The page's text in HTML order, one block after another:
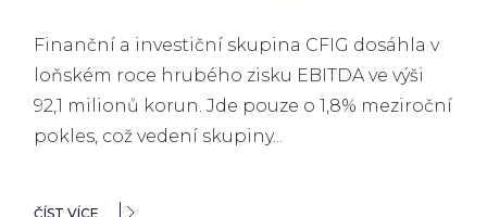
Finanční a investiční skupina CFIG dosáhla v
loňském roce hrubého zisku EBITDA ve výši
92,1 milionů korun. Jde pouze o 1,8% meziroční
pokles, což vedení skupiny...
ČÍST VÍCE